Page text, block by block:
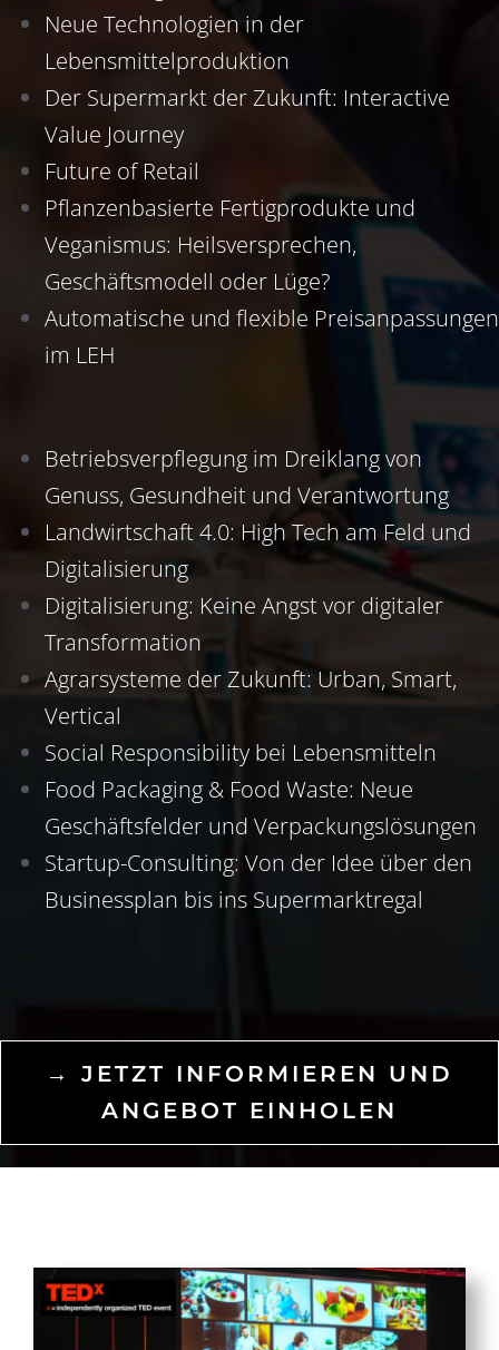
Neue Technologien in der
Lebensmittelproduktion
Der Supermarkt der Zukunft: Interactive
Value Journey
Future of Retail
Pflanzenbasierte Fertigprodukte und
Veganismus: Heilsversprechen,
Geschäftsmodell oder Lüge?
Automatische und flexible Preisanpassungen
im LEH
Betriebsverpflegung im Dreiklang von
Genuss, Gesundheit und Verantwortung
Landwirtschaft 4.0: High Tech am Feld und
Digitalisierung
Digitalisierung: Keine Angst vor digitaler
Transformation
Agrarsysteme der Zukunft: Urban, Smart,
Vertical
Social Responsibility bei Lebensmitteln
Food Packaging & Food Waste: Neue
Geschäftsfelder und Verpackungslösungen
Startup-Consulting: Von der Idee über den
Businessplan bis ins Supermarktregal
→ JETZT INFORMIEREN UND
ANGEBOT EINHOLEN